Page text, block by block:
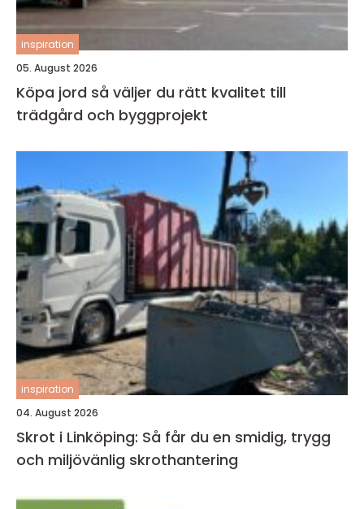
inspiration
05. August 2026
Köpa jord så väljer du rätt kvalitet till
trädgård och byggprojekt
inspiration
04. August 2026
Skrot i Linköping: Så får du en smidig, trygg
och miljövänlig skrothantering